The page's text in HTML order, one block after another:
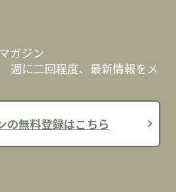
ガジン
に二回程度、最新情報をメ
の無料登録はこちら